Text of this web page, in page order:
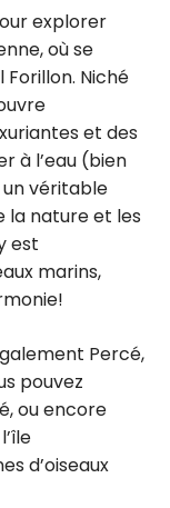
explorer
où se
Niché
et des
à l’eau (bien
véritable
la nature et les
est
marins,
Percé,
pouvez
ou encore
d’oiseaux